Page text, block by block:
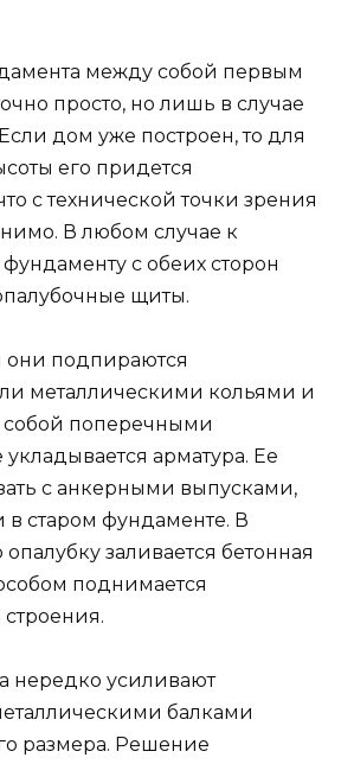
между собой первым
просто, но лишь в случае
Если дом уже построен, то для
его придется
с технической точки зрения
В любом случае к
с обеих сторон
щиты.
подпираются
металлическими кольями и
собой поперечными
арматура. Ее
с анкерными выпусками,
в старом фундаменте. В
заливается бетонная
поднимается
строения.
нередко усиливают
балками
размера. Решение